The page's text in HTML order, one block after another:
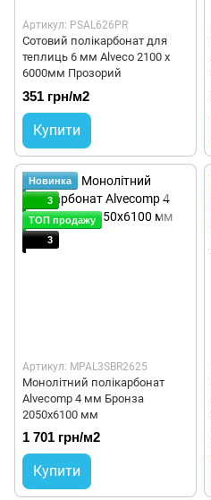
Артикул: PSAL626PR
Сотовий полікарбонат для
теплиць 6 мм Alveco 2100 x
6000мм Прозорий
351 грн/м2
Купити
Новинка
3
ТОП продажу
3
Артикул: MPAL3SBR2625
Монолітний полікарбонат
Alvecomp 4 мм Бронза
2050х6100 мм
1 701 грн/м2
Купити